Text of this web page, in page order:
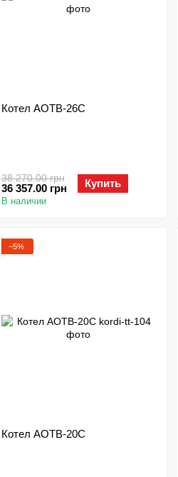
Котел АОТВ-26С
38 270.00 грн
36 357.00 грн Купить
В наличии
−5%
Котел АОТВ-20С